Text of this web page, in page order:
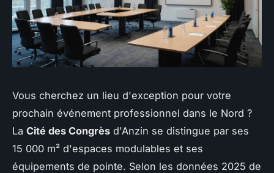
Vous cherchez un lieu d'exception pour votre
prochain événement professionnel dans le Nord ?
La Cité des Congrès d'Anzin se distingue par ses
15 000 m² d'espaces modulables et ses
équipements de pointe. Selon les données 2025 de